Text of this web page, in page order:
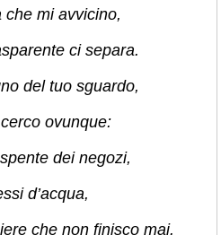
che mi avvicino,
ci separa.
del tuo sguardo,
ovunque:
dei negozi,
d’acqua,
che non finisco mai.